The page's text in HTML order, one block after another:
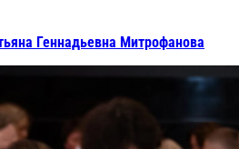
Геннадьевна Митрофанова